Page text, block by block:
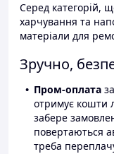
Серед категорій,
харчування та
матеріали для
Зручно,
Пром-оплата
отримує кошти
забере
повертаються
треба